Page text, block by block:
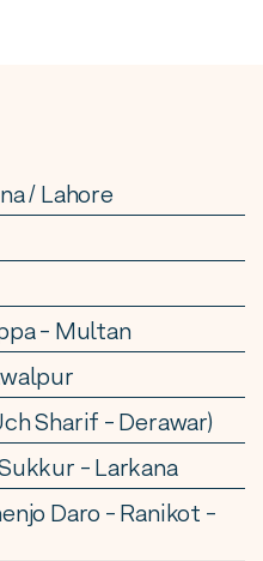
/ Lahore
- Multan
Sharif - Derawar)
- Larkana
Daro - Ranikot -